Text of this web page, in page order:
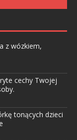
z wózkiem,
cechy Twojej
tonących dzieci